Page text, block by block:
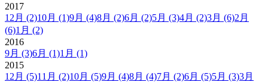
2017
12月 (2)10月 (1)9月 (4)8月 (2)6月 (2)5月 (3)4月 (2)3月 (6)2月
(6)1月 (2)
2016
9月 (3)6月 (1)1月 (1)
2015
12月 (5)11月 (2)10月 (5)9月 (4)8月 (4)7月 (2)6月 (5)5月 (3)3月